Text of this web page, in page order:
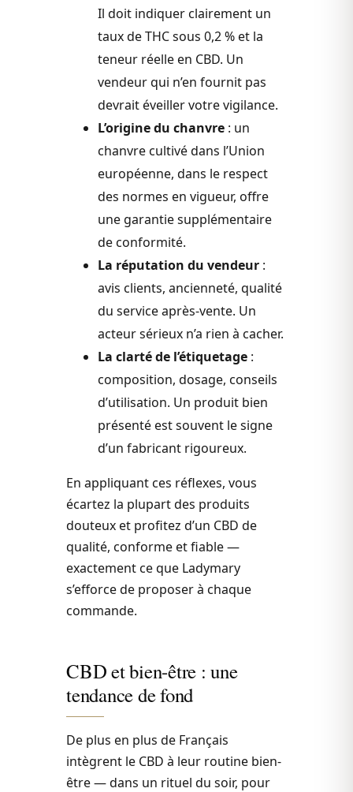
Il doit indiquer clairement un
taux de THC sous 0,2 % et la
teneur réelle en CBD. Un
vendeur qui n’en fournit pas
devrait éveiller votre vigilance.
L’origine du chanvre : un
chanvre cultivé dans l’Union
européenne, dans le respect
des normes en vigueur, offre
une garantie supplémentaire
de conformité.
La réputation du vendeur :
avis clients, ancienneté, qualité
du service après-vente. Un
acteur sérieux n’a rien à cacher.
La clarté de l’étiquetage :
composition, dosage, conseils
d’utilisation. Un produit bien
présenté est souvent le signe
d’un fabricant rigoureux.
En appliquant ces réflexes, vous
écartez la plupart des produits
douteux et profitez d’un CBD de
qualité, conforme et fiable —
exactement ce que Ladymary
s’efforce de proposer à chaque
commande.
CBD et bien-être : une
tendance de fond
De plus en plus de Français
intègrent le CBD à leur routine bien-
être — dans un rituel du soir, pour